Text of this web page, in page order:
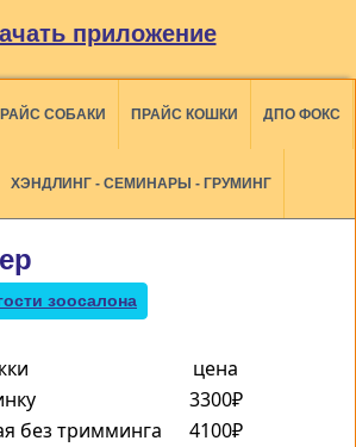
приложение
СОБАКИ ПРАЙС КОШКИ ДПО ФОКС
ХЭНДЛИНГ - СЕМИНАРЫ - ГРУМИНГ
зоосалона
цена
3300₽
без тримминга
4100₽